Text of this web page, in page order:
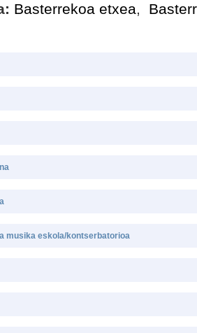
Basterrekoa etxea,
musika eskola/kontserbatorioa